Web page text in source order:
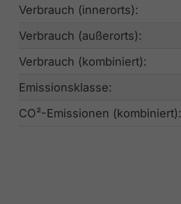
Verbrauch (innerorts):
Verbrauch (außerorts):
Verbrauch (kombiniert):
Emissionsklasse:
CO²-Emissionen (kombiniert):